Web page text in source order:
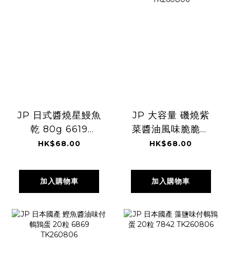
JP 日式醬燒星鰻魚
乾 80g 6619
TK260806
HK$68.00
加入購物車
JP 大容量 磯燒紫
菜醬油風味脆脆粒
米餅 220g 5220
HK$68.00
加入購物車